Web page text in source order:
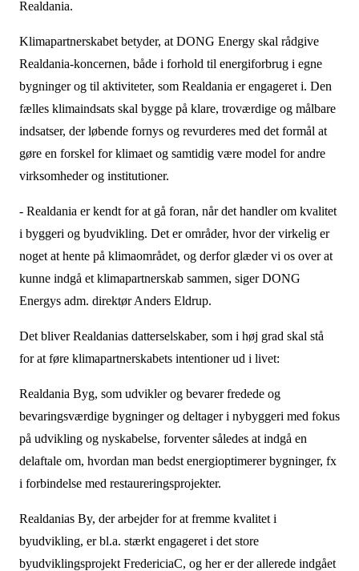
Realdania.
Klimapartnerskabet betyder, at DONG Energy skal rådgive
Realdania-koncernen, både i forhold til energiforbrug i egne
bygninger og til aktiviteter, som Realdania er engageret i. Den
fælles klimaindsats skal bygge på klare, troværdige og målbare
indsatser, der løbende fornys og revurderes med det formål at
gøre en forskel for klimaet og samtidig være model for andre
virksomheder og institutioner.
- Realdania er kendt for at gå foran, når det handler om kvalitet
i byggeri og byudvikling. Det er områder, hvor der virkelig er
noget at hente på klimaområdet, og derfor glæder vi os over at
kunne indgå et klimapartnerskab sammen, siger DONG
Energys adm. direktør Anders Eldrup.
Det bliver Realdanias datterselskaber, som i høj grad skal stå
for at føre klimapartnerskabets intentioner ud i livet:
Realdania Byg, som udvikler og bevarer fredede og
bevaringsværdige bygninger og deltager i nybyggeri med fokus
på udvikling og nyskabelse, forventer således at indgå en
delaftale om, hvordan man bedst energioptimerer bygninger, fx
i forbindelse med restaureringsprojekter.
Realdanias By, der arbejder for at fremme kvalitet i
byudvikling, er bl.a. stærkt engageret i det store
byudviklingsprojekt FredericiaC, og her er der allerede indgået